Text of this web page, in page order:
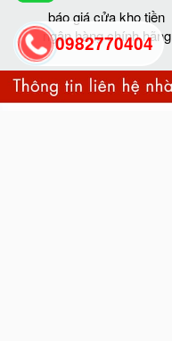
báo giá cửa kho tiền
ngân hàng chính hãng
0982770404